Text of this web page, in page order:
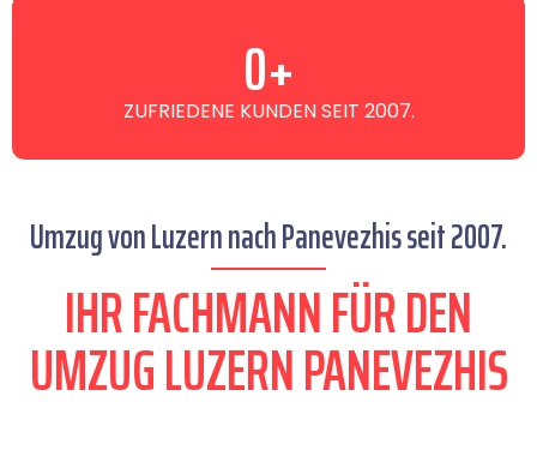
ZUFRIEDENE KUNDEN SEIT 2007.
0+
Umzug von Luzern nach Panevezhis seit 2007.
IHR FACHMANN FÜR DEN
UMZUG LUZERN PANEVEZHIS